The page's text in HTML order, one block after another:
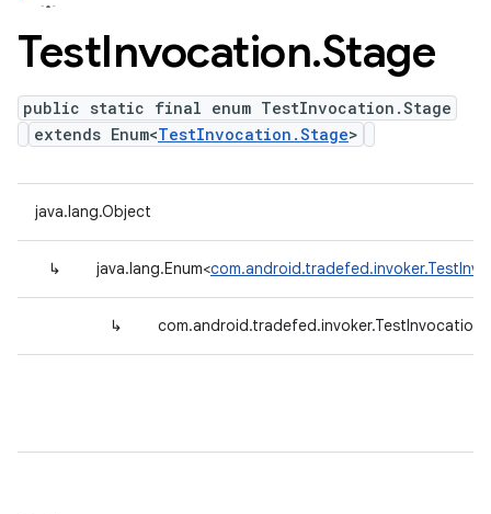
TestInvocation.Stage
public static final enum TestInvocation.Stage
extends Enum<TestInvocation.Stage>
java.lang.Object
↳ java.lang.Enum<
↳